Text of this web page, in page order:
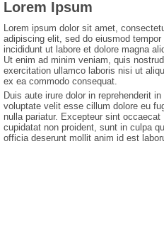
Lorem Ipsum
Lorem ipsum dolor sit amet,
adipiscing elit, sed do eiusmod tempor
incididunt ut labore et dolore magna
Ut enim ad minim veniam, quis nostrud
exercitation ullamco laboris nisi ut
ex ea commodo consequat.
Duis aute irure dolor in reprehenderit in
voluptate velit esse cillum dolore eu
nulla pariatur. Excepteur sint occaecat
cupidatat non proident, sunt in culpa
officia deserunt mollit anim id est